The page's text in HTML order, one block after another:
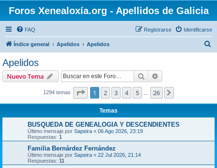
Foros Xenealoxía.org - Apellidos de Galicia
FAQ Identificarse
Registrarse
Índice general Apelidos Apelidos
Apelidos
Nuevo Tema Buscar
1294 temas Página de 26
1 2 3 4 5 26
Temas
BUSQUEDA DE GENEALOGIA Y DESCENDIENTES
Último mensaje por Sapeira « 06 Ago 2026, 23:19
Respuestas: 1
Familia Bernárdez Fernández
Último mensaje por Sapeira « 22 Jul 2026, 21:14
Respuestas: 11